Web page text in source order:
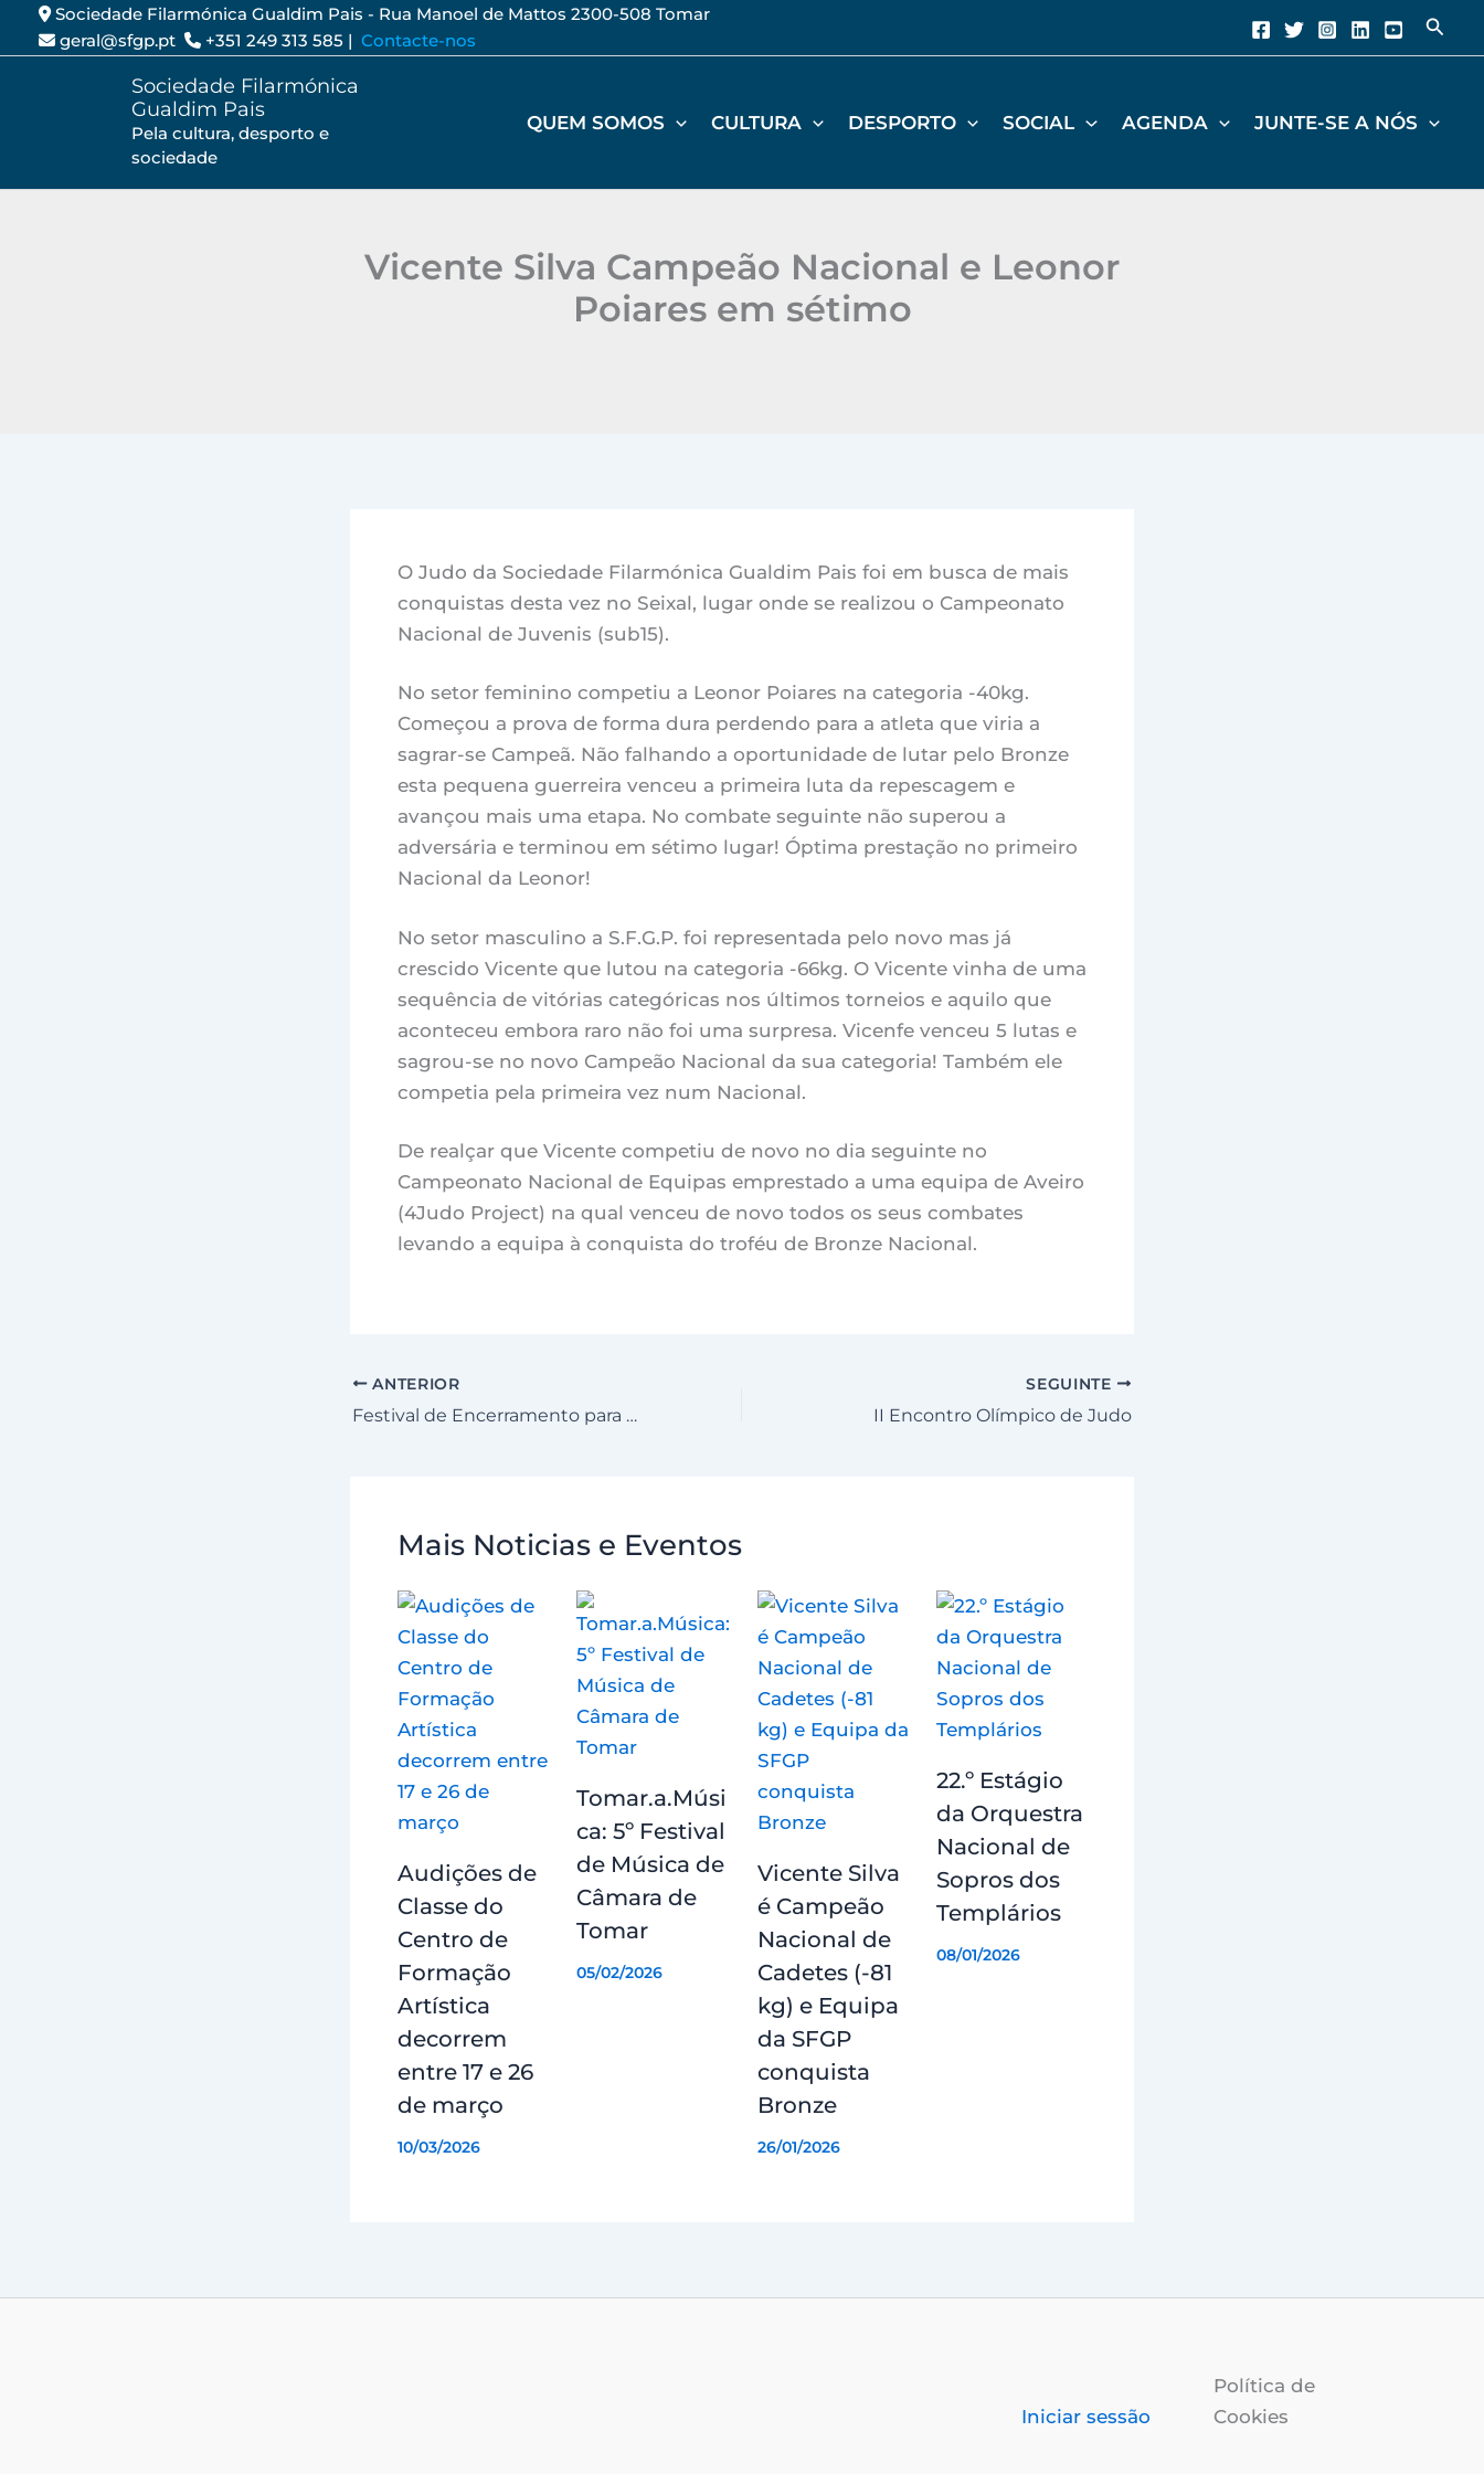
Saltar
para
Sociedade Filarmónica Gualdim Pais - Rua Manoel de Mattos 2300-508 Tomar
geral@sfgp.pt
+351 249 313 585 | Contacte-nos
Sociedade Filarmónica
Gualdim Pais
Pela cultura, desporto e
sociedade
QUEM SOMOS CULTURA DESPORTO SOCIAL AGENDA JUNTE-SE A NÓS
Vicente Silva Campeão Nacional e Leonor
Poiares em sétimo
O Judo da Sociedade Filarmónica Gualdim Pais foi em busca de mais
conquistas desta vez no Seixal, lugar onde se realizou o Campeonato
Nacional de Juvenis (sub15).
No setor feminino competiu a Leonor Poiares na categoria -40kg.
Começou a prova de forma dura perdendo para a atleta que viria a
sagrar-se Campeã. Não falhando a oportunidade de lutar pelo Bronze
esta pequena guerreira venceu a primeira luta da repescagem e
avançou mais uma etapa. No combate seguinte não superou a
adversária e terminou em sétimo lugar! Óptima prestação no primeiro
Nacional da Leonor!
No setor masculino a S.F.G.P. foi representada pelo novo mas já
crescido Vicente que lutou na categoria -66kg. O Vicente vinha de uma
sequência de vitórias categóricas nos últimos torneios e aquilo que
aconteceu embora raro não foi uma surpresa. Vicenfe venceu 5 lutas e
sagrou-se no novo Campeão Nacional da sua categoria! Também ele
competia pela primeira vez num Nacional.
De realçar que Vicente competiu de novo no dia seguinte no
Campeonato Nacional de Equipas emprestado a uma equipa de Aveiro
(4Judo Project) na qual venceu de novo todos os seus combates
levando a equipa à conquista do troféu de Bronze Nacional.
ANTERIOR
Festival de Encerramento para bebés e adaptação meio aquático
SEGUINTE
II Encontro Olímpico de Judo
Mais Noticias e Eventos
Audições de
Classe do
Centro de
Formação
Artística
decorrem
entre 17 e 26
de março
10/03/2026
Tomar.a.Músi
ca: 5º Festival
de Música de
Câmara de
Tomar
05/02/2026
Vicente Silva
é Campeão
Nacional de
Cadetes (-81
kg) e Equipa
da SFGP
conquista
Bronze
26/01/2026
22.º Estágio
da Orquestra
Nacional de
Sopros dos
Templários
08/01/2026
Iniciar sessão
Política de
Cookies